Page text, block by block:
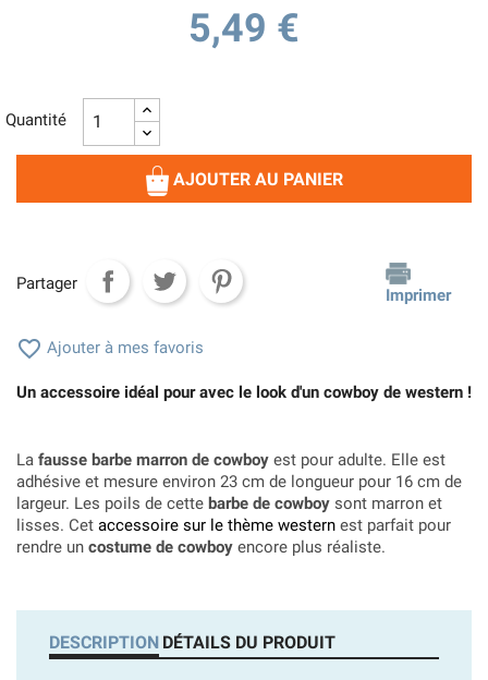
5,49 €
Quantité
AJOUTER AU PANIER
Partager
Imprimer
 Ajouter à mes favoris
Un accessoire idéal pour avec le look d'un cowboy de western !
La fausse barbe marron de cowboy est pour adulte. Elle est
adhésive et mesure environ 23 cm de longueur pour 16 cm de
largeur. Les poils de cette barbe de cowboy sont marron et
lisses. Cet accessoire sur le thème western est parfait pour
rendre un costume de cowboy encore plus réaliste.
DESCRIPTION DÉTAILS DU PRODUIT